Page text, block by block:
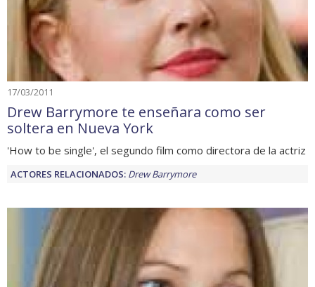
17/03/2011
Drew Barrymore te enseñara como ser
soltera en Nueva York
'How to be single', el segundo film como directora de la actriz
ACTORES RELACIONADOS: Drew Barrymore